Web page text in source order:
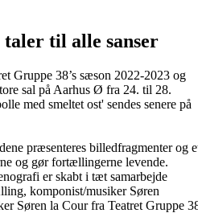
til alle sanser
Gruppe 38’s sæson 2022-2023 og
sal på Aarhus Ø fra 24. til 28.
med smeltet ost' sendes senere på
præsenteres billedfragmenter og
og gør fortællingerne levende.
er skabt i tæt samarbejde
komponist/musiker Søren
Søren la Cour fra Teatret Gruppe